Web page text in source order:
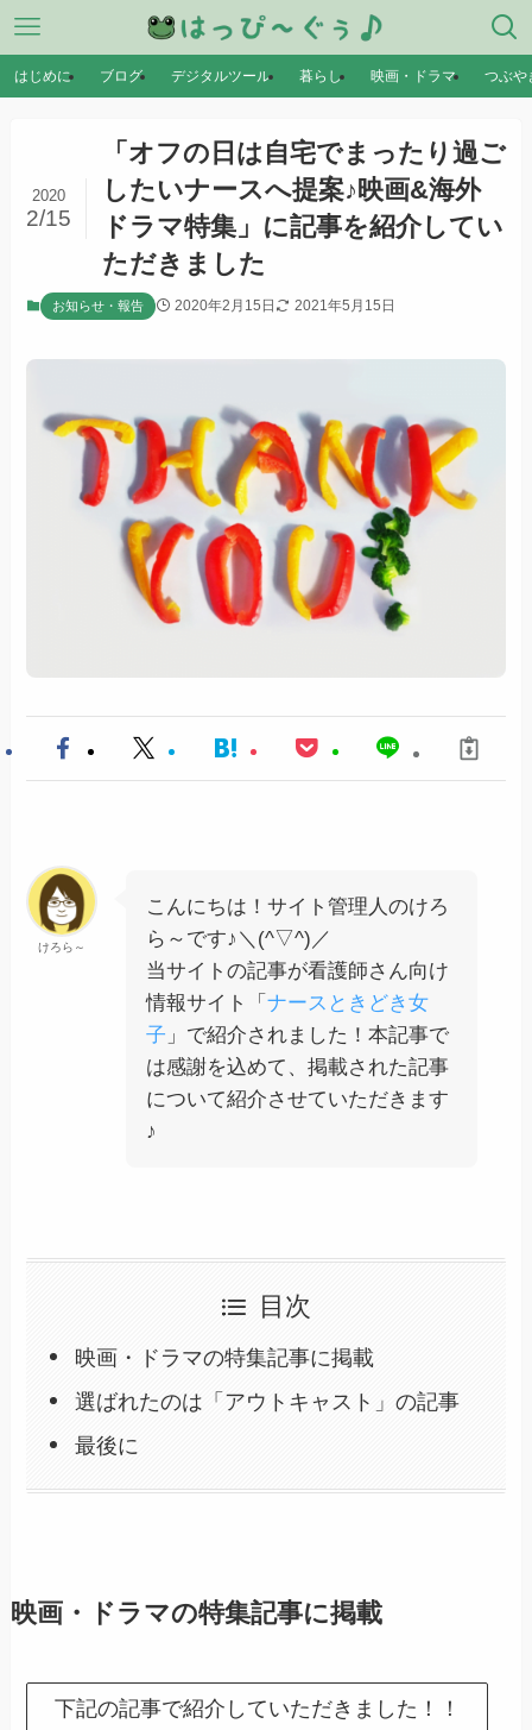
はじめに ブログ デジタルツール 暮らし 映画・ドラマ つぶや
「オフの日は自宅でまったり過ご
したいナースへ提案♪映画&海外
ドラマ特集」に記事を紹介してい
ただきました
2020
2/15
お知らせ・報告 2020年2月15日 2021年5月15日
けろら～
こんにちは！サイト管理人のけろ
ら～です♪＼(^▽^)／
当サイトの記事が看護師さん向け
情報サイト「ナースときどき女
子 」で紹介されました！本記事で
は感謝を込めて、掲載された記事
について紹介させていただきます
♪
目次
映画・ドラマの特集記事に掲載
選ばれたのは「アウトキャスト」の記事
最後に
映画・ドラマの特集記事に掲載
下記の記事で紹介していただきました！！